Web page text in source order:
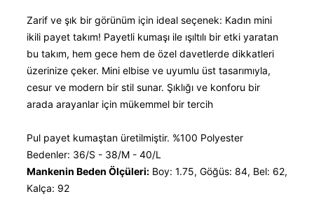
Zarif ve şık bir görünüm için ideal seçenek: Kadın mini
ikili payet takım! Payetli kumaşı ile ışıltılı bir etki yaratan
bu takım, hem gece hem de özel davetlerde dikkatleri
üzerinize çeker. Mini elbise ve uyumlu üst tasarımıyla,
cesur ve modern bir stil sunar. Şıklığı ve konforu bir
arada arayanlar için mükemmel bir tercih
Pul payet kumaştan üretilmiştir. %100 Polyester
Bedenler: 36/S - 38/M - 40/L
Mankenin Beden Ölçüleri: Boy: 1.75, Göğüs: 84, Bel: 62,
Kalça: 92